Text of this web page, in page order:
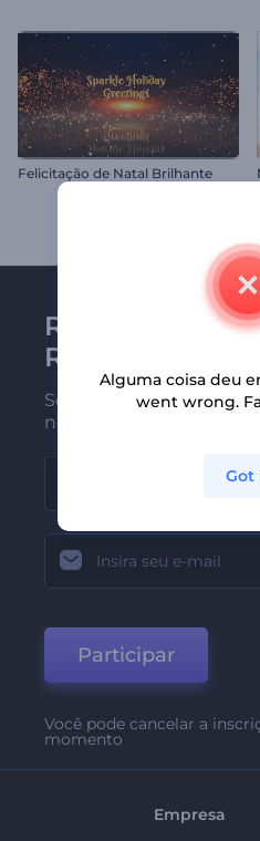
Felicitação de Natal Brilhante
Receba a
Renderforest
Seja um dos primeiros
nossas últimas
Participar
Você pode cancelar a
momento
Empresa
Alguma coisa deu
went wrong.
Got